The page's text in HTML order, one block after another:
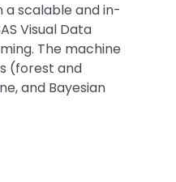
scalable and in-
Visual Data
The machine
(forest and
and Bayesian